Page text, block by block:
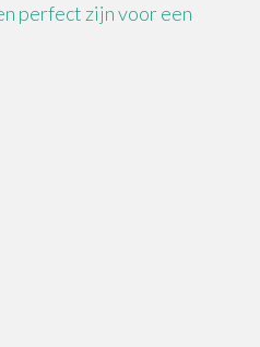
perfect zijn voor een